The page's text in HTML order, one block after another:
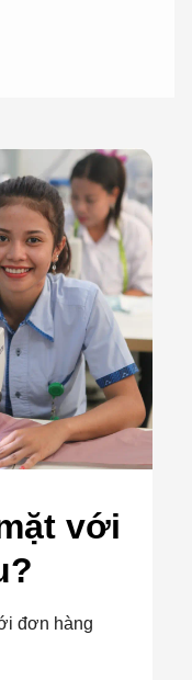
với
đơn hàng